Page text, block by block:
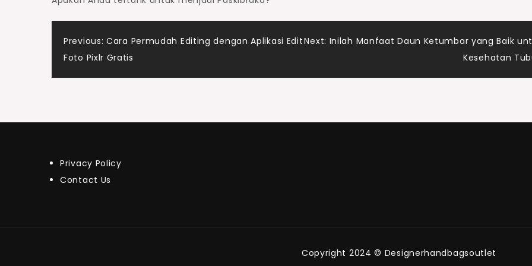
Post
navigation
Previous: Cara Permudah Editing dengan Aplikasi Edit
Foto Pixlr Gratis
Next: Inilah Manfaat Daun Ketumbar yang Baik
Kesehatan
Privacy Policy
Contact Us
Copyright 2024 © Designerhandbagsoutlet